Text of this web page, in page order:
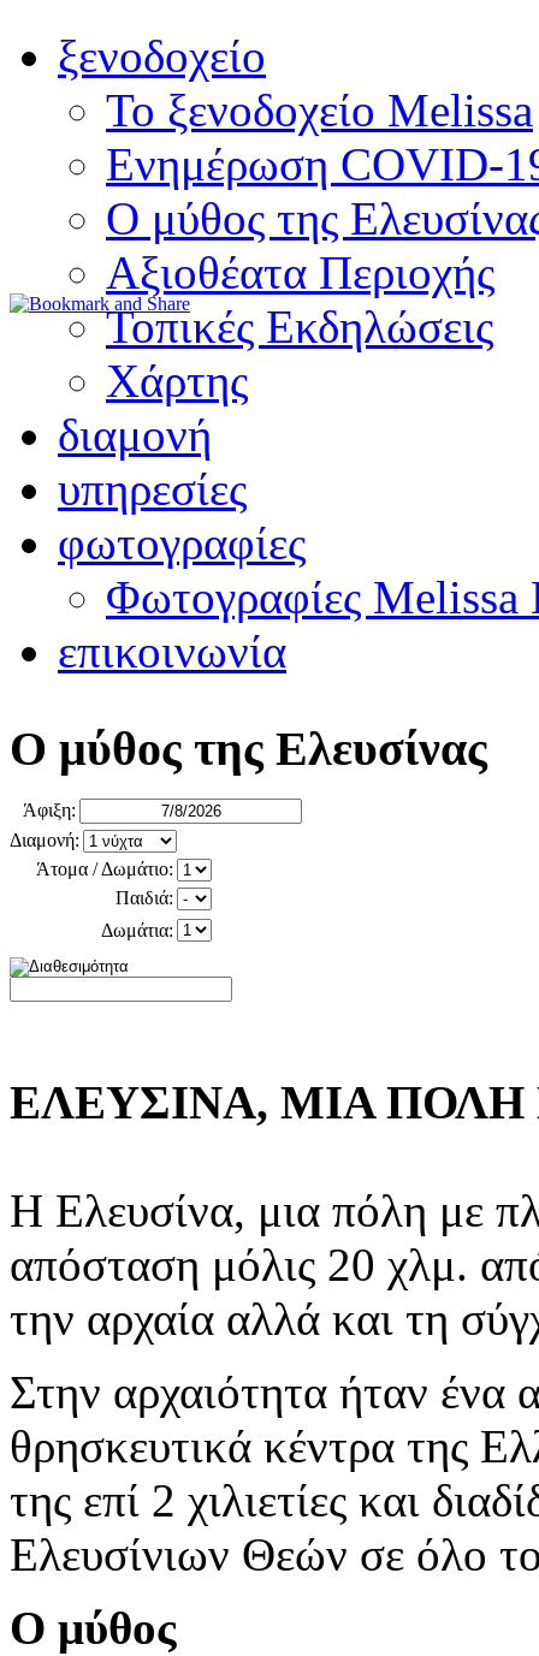
ξενοδοχείο
Το ξενοδοχείο Melissa
Ενημέρωση COVID-
Ο μύθος της
Αξιοθέατα Περιοχής
Τοπικές Εκδηλώσεις
Χάρτης
διαμονή
υπηρεσίες
φωτογραφίες
Φωτογραφίες Melissa
επικοινωνία
Ο μύθος της Ελευσίνας
Άφιξη:
Διαμονή:
Άτομα / Δωμάτιο:
Παιδιά:
Δωμάτια:
ΕΛΕΥΣΙΝΑ, ΜΙΑ
Η Ελευσίνα, μια πόλη με
απόσταση μόλις 20 χλμ.
την αρχαία αλλά και τη
Στην αρχαιότητα ήταν ένα
θρησκευτικά κέντρα της
της επί 2 χιλιετίες και
Ελευσίνιων Θεών σε όλο
Ο μύθος